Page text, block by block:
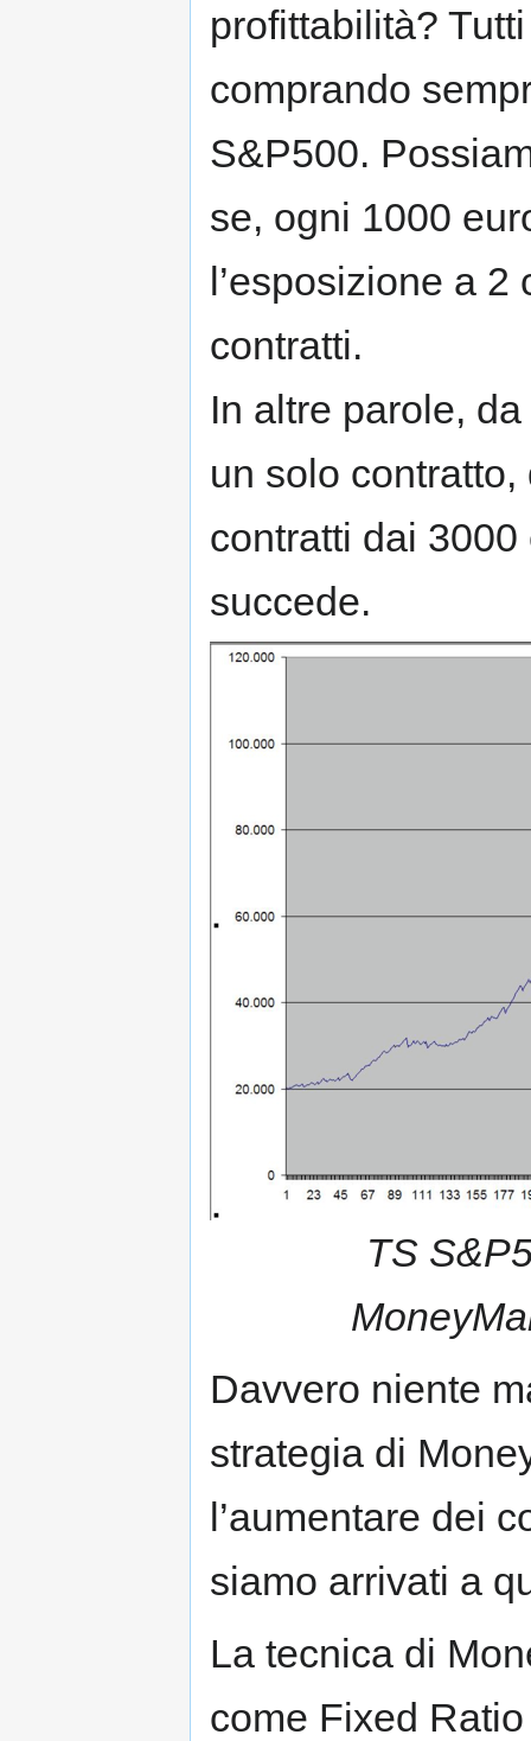
profittabilità?
comprando
S&P500.
se, ogni 1000
l’esposizione a
contratti.
In altre parole,
un solo
contratti dai
succede.
TS
Davvero niente
strategia di
l’aumentare dei
siamo arrivati a
La tecnica di
come Fixed